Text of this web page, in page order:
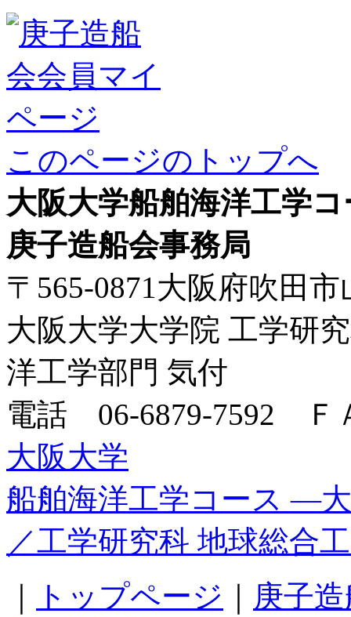
このページのトップへ
大阪大学船舶海洋工学
庚子造船会事務局
〒565-0871大阪府吹田市
大阪大学大学院 工学研
洋工学部門 気付
電話 06-6879-7592 Ｆ
大阪大学
船舶海洋工学コース ―
／工学研究科 地球総合
トップページ
庚子